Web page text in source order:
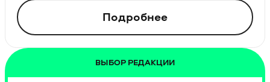
Подробнее
ВЫБОР РЕДАКЦИИ